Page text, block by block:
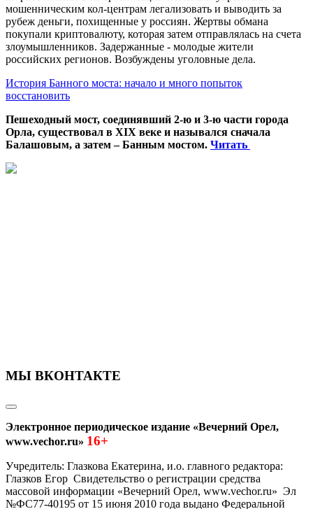
мошенническим кол-центрам легализовать и выводить за
рубеж деньги, похищенные у россиян. Жертвы обмана
покупали криптовалюту, которая затем отправлялась на счета
злоумышленников. Задержанные - молодые жители
российских регионов. Возбуждены уголовные дела.
История Банного моста: начало и много попыток
восстановить
Пешеходный мост, соединявший 2-ю и 3-ю части города
Орла, существовал в XIX веке и назывался сначала
Балашовым, а затем – Банным мостом. Читать
МЫ ВКОНТАКТЕ
Электронное периодическое издание «Вечерний Орел,
www.vechor.ru» 16+
Учредитель: Глазкова Екатерина, и.о. главного редактора:
Глазков Егор Свидетельство о регистрации средства
массовой информации «Вечерний Орел, www.vechor.ru» Эл
№ФС77-40195 от 15 июня 2010 года выдано Федеральной